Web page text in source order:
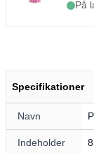
På
Specifikationer
Navn
Indeholder